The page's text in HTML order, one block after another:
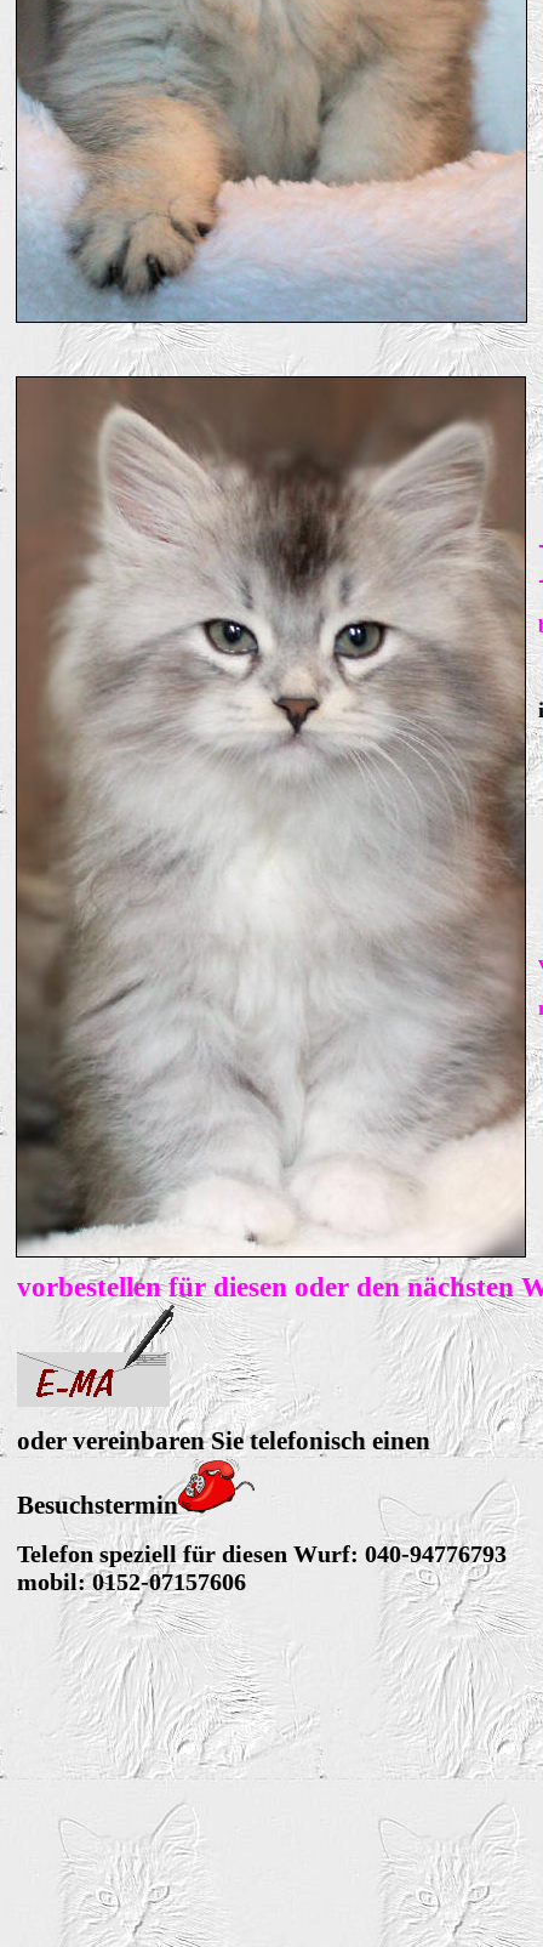
vorbestellen für diesen oder den nächsten
oder vereinbaren Sie telefonisch einen
Besuchstermin
Telefon speziell für diesen Wurf: 040-94776793
mobil: 0152-07157606